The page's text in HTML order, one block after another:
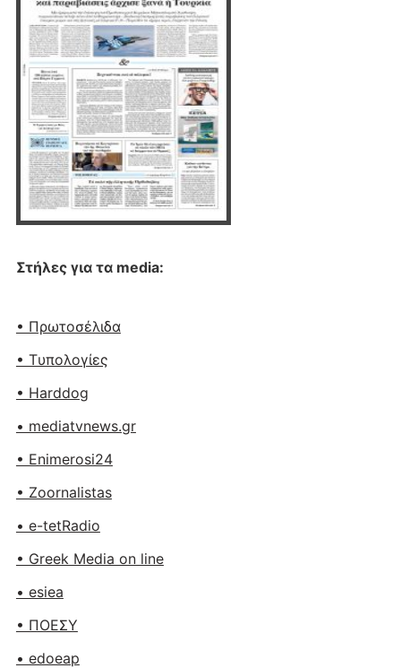
Στήλες για τα media:
• Πρωτοσέλιδα
• Tυπολογίες
• Harddog
• mediatvnews.gr
• Enimerosi24
• Zoornalistas
• e-tetRadio
• Greek Media on line
• esiea
• ΠΟΕΣΥ
• edoeap